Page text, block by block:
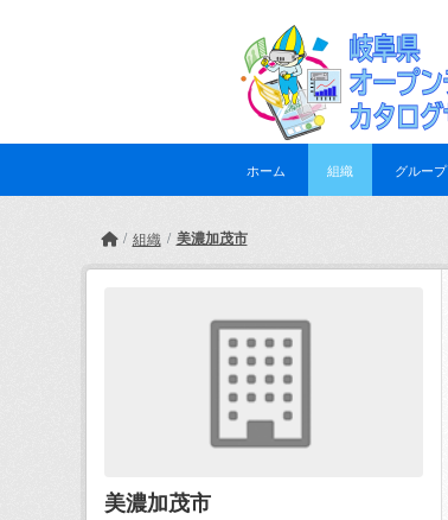
ホーム 組織 グループ
組織 美濃加茂市
美濃加茂市